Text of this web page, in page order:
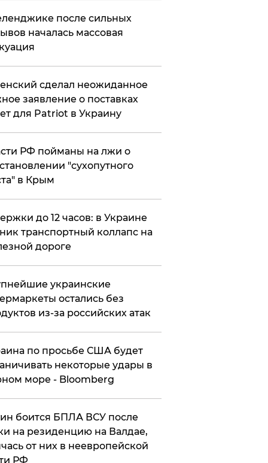
после сильных
началась массовая
сделал неожиданное
заявление о поставках
для Patriot в Украину
РФ пойманы на лжи о
"сухопутного
в Крым
до 12 часов: в Украине
транспортный коллапс на
дороге
украинские
остались без
из-за российских атак
по просьбе США будет
некоторые удары в
море - Bloomberg
боится БПЛА ВСУ после
на резиденцию на Валдае,
от них в неевропейской
РФ